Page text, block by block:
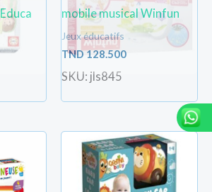
mobile musical Winfun
Jeux éducatifs
TND128.500
SKU: jls845